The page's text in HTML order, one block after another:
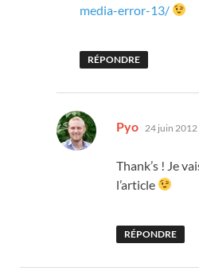
media-error-13/
RÉPONDRE
Pyo dit :
24 juin 2012
Thank’s ! Je
l’article
RÉPONDRE